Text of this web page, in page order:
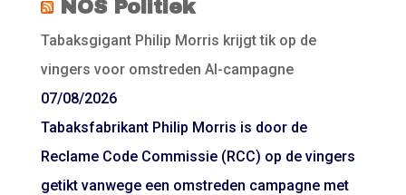
NOS Politiek
Tabaksgigant Philip Morris krijgt tik op de
vingers voor omstreden AI-campagne
07/08/2026
Tabaksfabrikant Philip Morris is door de
Reclame Code Commissie (RCC) op de vingers
getikt vanwege een omstreden campagne met